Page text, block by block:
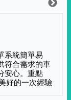
系統簡單易
符合需求的車
安心。重點
好的一次經驗